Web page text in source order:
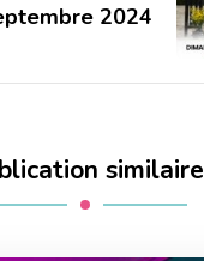
2024
similaire